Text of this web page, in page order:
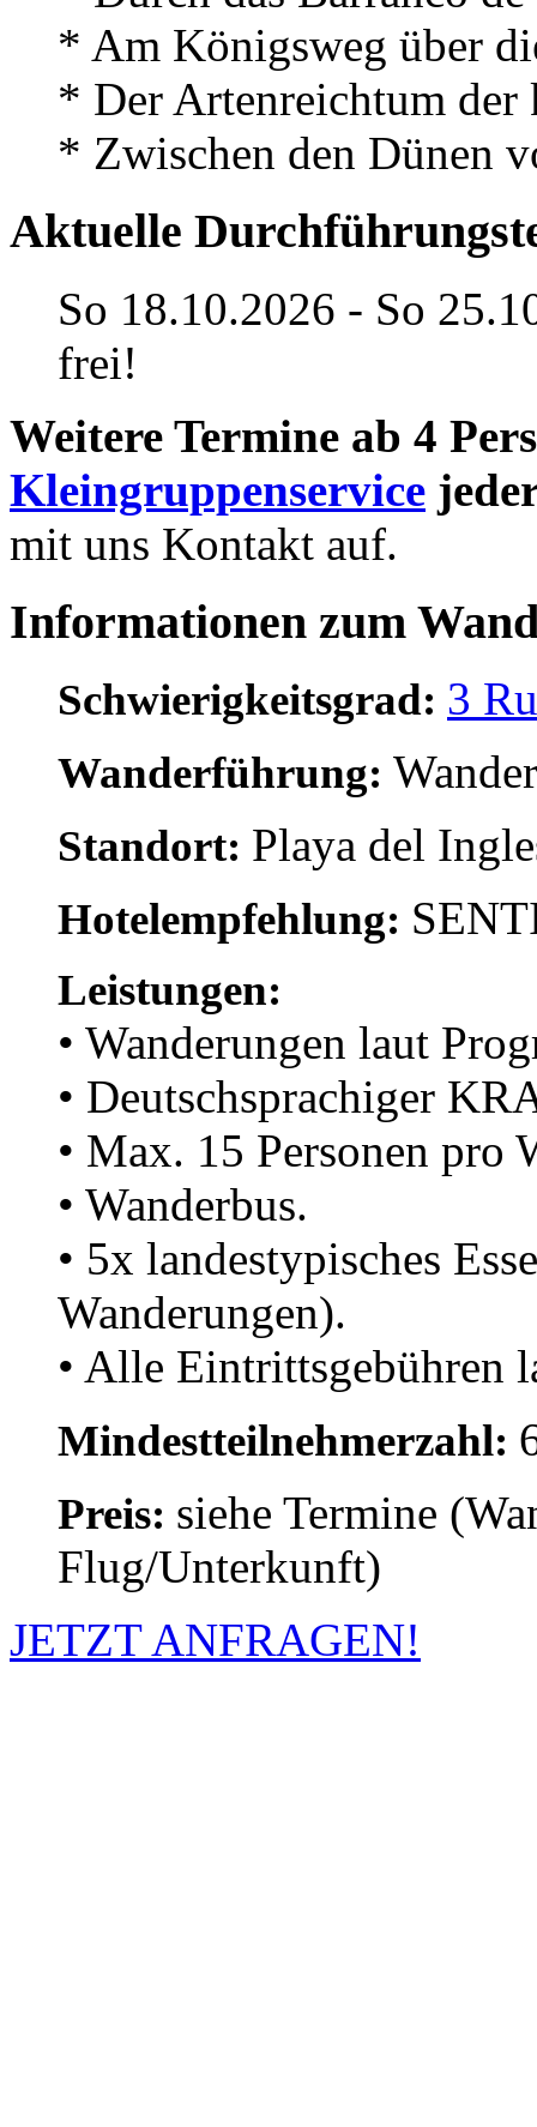
* Am Königsweg über
* Der Artenreichtum der
* Zwischen den Dünen
Aktuelle
So 18.10.2026 - So
frei!
Weitere Termine ab 4
Kleingruppenservice
mit uns Kontakt auf.
Informationen zum
Schwierigkeitsgrad: 3
Wanderführung:
Standort: Playa del
Hotelempfehlung:
Leistungen:
• Wanderungen laut
• Deutschsprachiger
• Max. 15 Personen pro
• Wanderbus.
• 5x landestypisches
Wanderungen).
• Alle Eintrittsgebühren
Mindestteilnehmerzahl:
Preis: siehe Termine
Flug/Unterkunft)
JETZT ANFRAGEN!